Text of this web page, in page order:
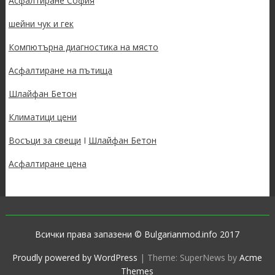
шейни чук и гек
Компютърна диагностика на място
Асфалтиране на пътища
Шлайфан Бетон
Климатици цени
Восъци за свещи I Шлайфан Бетон
Асфалтиране цена
Всички права запазени © Bulgarianmod.info 2017
Proudly powered by WordPress | Theme: SuperNews byAcme
Themes